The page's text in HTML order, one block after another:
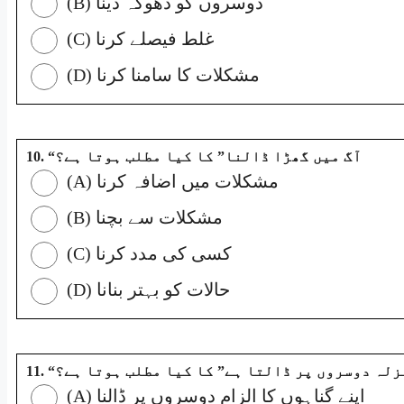
(C) غلط فیصلے کرنا
(D) مشکلات کا سامنا کرنا
10. “آگ میں گھڑا ڈالنا” کا کیا مطلب ہوتا ہے؟
(A) مشکلات میں اضافہ کرنا
(B) مشکلات سے بچنا
(C) کسی کی مدد کرنا
(D) حالات کو بہتر بنانا
“نزلہ دوسروں پر ڈالتا ہے” کا کیا مطلب ہوتا ہے؟
(A) اپنے گناہوں کا الزام دوسروں پر ڈالنا